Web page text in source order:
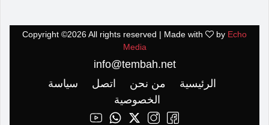
Copyright ©2026 All rights reserved | Made with by Echo
Media
info@tembah.net
الرئيسية
من نحن اتصل
سياسة
الخصوصية